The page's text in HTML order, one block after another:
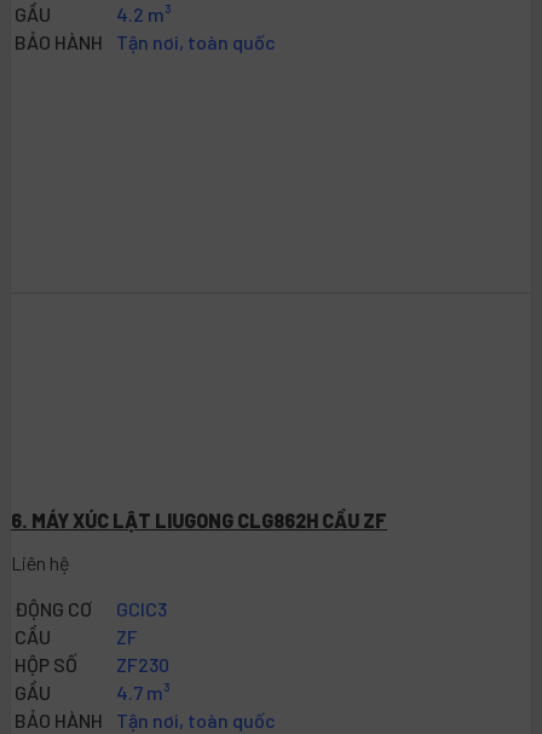
GẦU
4.2 m³
BẢO HÀNH
Tận nơi, toàn quốc
6. MÁY XÚC LẬT LIUGONG CLG862H CẦU ZF
Liên hệ
ĐỘNG CƠ
GCIC3
CẦU
ZF
HỘP SỐ
ZF230
GẦU
4.7 m³
BẢO HÀNH
Tận nơi, toàn quốc